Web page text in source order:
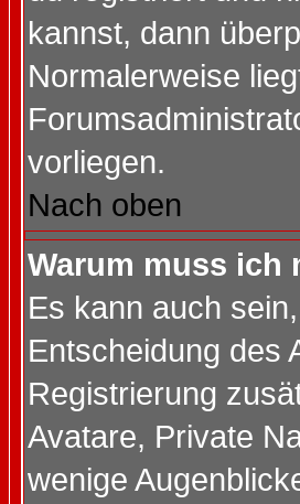
kannst, dann
Normalerweise
vorliegen.
Nach oben
Warum muss ich
Es kann auch
Entscheidung des
Registrierung
Avatare, Private
wenige